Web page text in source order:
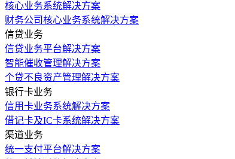
核心业务系统解决方案
财务公司核心业务系统解决方案
信贷业务
信贷业务平台解决方案
智能催收管理解决方案
个贷不良资产管理解决方案
银行卡业务
信用卡业务系统解决方案
借记卡及IC卡系统解决方案
渠道业务
统一支付平台解决方案